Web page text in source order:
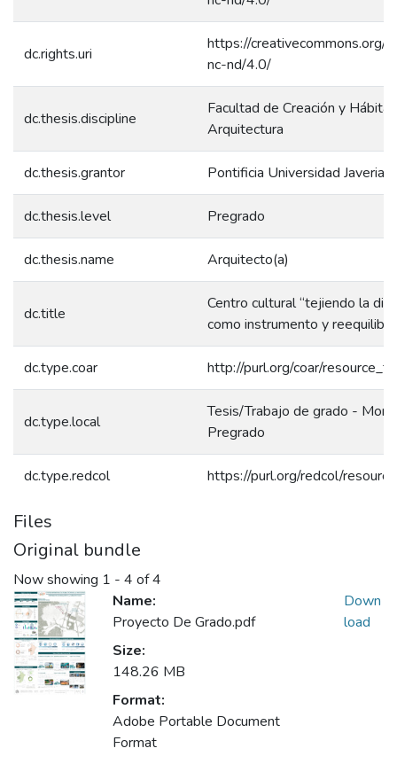
dc.rights.uri
https://creativecommons.org/
nc-nd/4.0/
dc.thesis.discipline
Facultad de Creación y Hábitat.
Arquitectura
dc.thesis.grantor Pontificia Universidad
dc.thesis.level Pregrado
dc.thesis.name Arquitecto(a)
dc.title
Centro cultural “tejiendo la
como instrumento y
dc.type.coar http://purl.org/coar/
dc.type.local
Tesis/Trabajo de grado -
Pregrado
dc.type.redcol https://purl.org/redcol/
Files
Original bundle
Now showing 1 - 4 of 4
Name:
Proyecto De Grado.pdf
Size:
148.26 MB
Format:
Adobe Portable Document
Format
Down
load